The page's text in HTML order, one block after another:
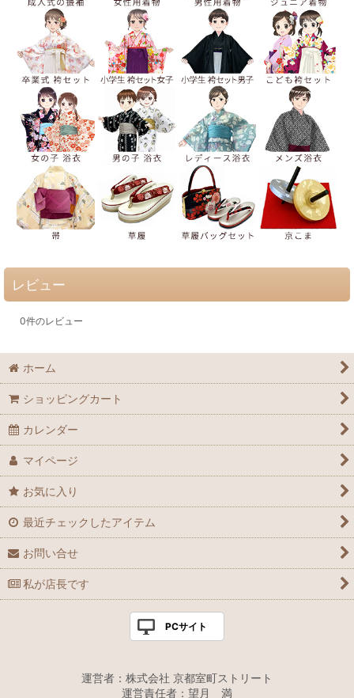
レビュー
0件のレビュー
ホーム
ショッピングカート
カレンダー
マイページ
お気に入り
最近チェックしたアイテム
お問い合せ
私が店長です
PCサイト
運営者：株式会社 京都室町ストリート
運営責任者：望月 満